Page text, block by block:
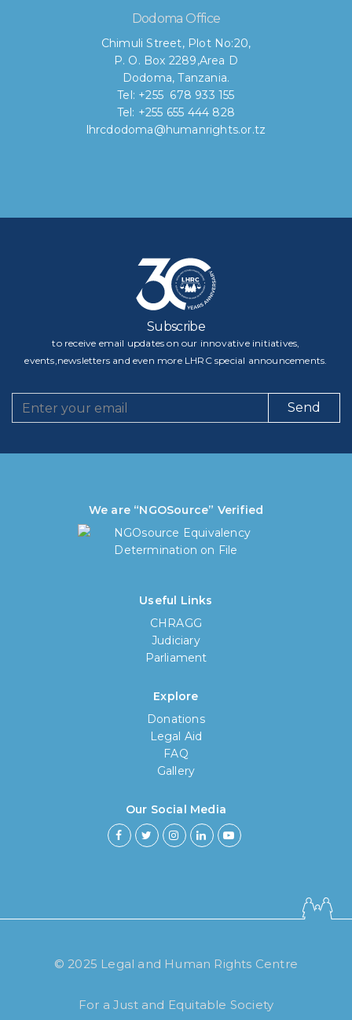
Dodoma Office
Chimuli Street, Plot No:20,
P. O. Box 2289,Area D
Dodoma, Tanzania.
Tel: +255 678 933 155
Tel: +255 655 444 828
lhrcdodoma@humanrights.or.tz
Subscribe
to receive email updates on our innovative initiatives,
events,newsletters and even more LHRC special announcements.
Send
We are “NGOSource” Verified
Useful Links
CHRAGG
Judiciary
Parliament
Explore
Donations
Legal Aid
FAQ
Gallery
Our Social Media
© 2025 Legal and Human Rights Centre
For a Just and Equitable Society
How long have you been using our
Less then 6 months
6 months to less then 1 year